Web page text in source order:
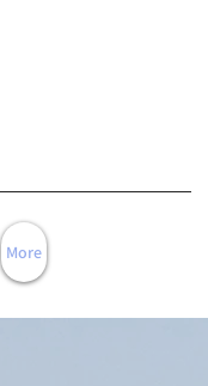
More